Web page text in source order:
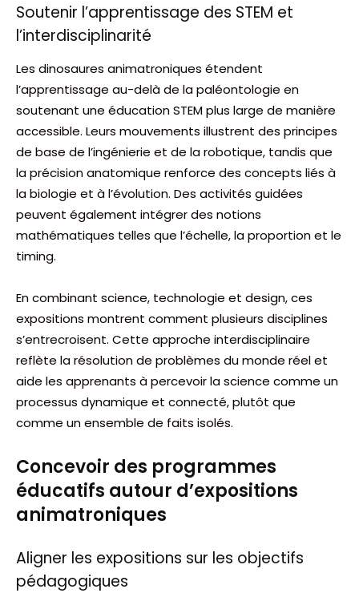
Soutenir l’apprentissage des STEM et
l’interdisciplinarité
Les dinosaures animatroniques étendent
l’apprentissage au-delà de la paléontologie en
soutenant une éducation STEM plus large de manière
accessible. Leurs mouvements illustrent des principes
de base de l’ingénierie et de la robotique, tandis que
la précision anatomique renforce des concepts liés à
la biologie et à l’évolution. Des activités guidées
peuvent également intégrer des notions
mathématiques telles que l’échelle, la proportion et le
timing.
En combinant science, technologie et design, ces
expositions montrent comment plusieurs disciplines
s’entrecroisent. Cette approche interdisciplinaire
reflète la résolution de problèmes du monde réel et
aide les apprenants à percevoir la science comme un
processus dynamique et connecté, plutôt que
comme un ensemble de faits isolés.
Concevoir des programmes
éducatifs autour d’expositions
animatroniques
Aligner les expositions sur les objectifs
pédagogiques